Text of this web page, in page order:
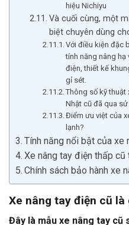
hiệu Nichiyu
Và cuối cùng, một
biệt chuyên dùng
Với điều kiện đặc
tính năng nâng hạ
điện, thiết kế
gỉ sét.
Thông số kỹ thuật
Nhật cũ đã qua
Điểm ưu việt của
lạnh?
Tính năng nổi bật của xe
Xe nâng tay điện thấp
Chính sách bảo hành xe
Xe nâng tay điện cũ là
Đây là mẫu xe nâng tay cũ